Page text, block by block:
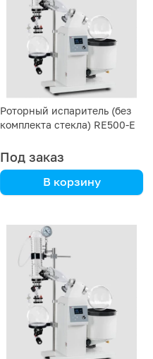
Роторный испаритель (без
комплекта стекла) RE500-E
Под заказ
В корзину